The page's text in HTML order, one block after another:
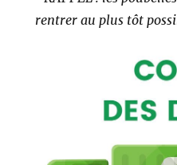
rentrer au plus tôt